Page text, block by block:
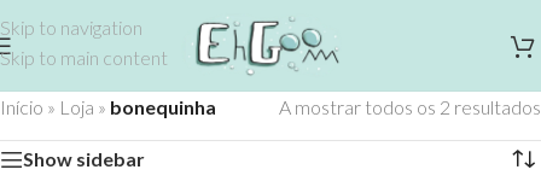
Skip to navigation
Skip to main content
Início » Loja » bonequinha A mostrar todos os 2 resultados
Show sidebar